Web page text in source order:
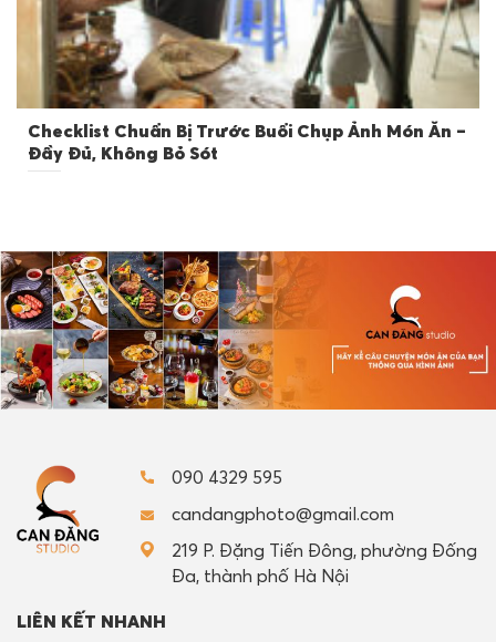
Checklist Chuẩn Bị Trước Buổi Chụp Ảnh Món Ăn –
Đầy Đủ, Không Bỏ Sót
090 4329 595
candangphoto@gmail.com
219 P. Đặng Tiến Đông, phường Đống
Đa, thành phố Hà Nội
LIÊN KẾT NHANH